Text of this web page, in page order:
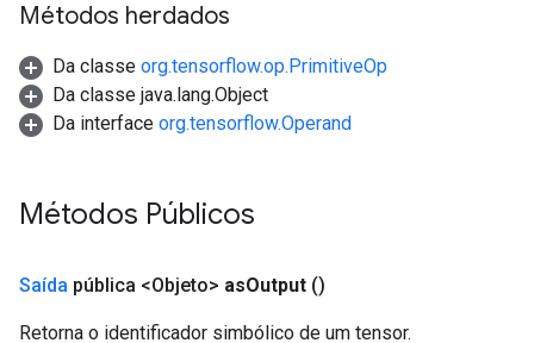
Métodos herdados
Da classe org.tensorflow.op.PrimitiveOp
Da classe java.lang.Object
Da interface org.tensorflow.Operand
Métodos Públicos
Saída pública <Objeto> asOutput ()
Retorna o identificador simbólico de um tensor.